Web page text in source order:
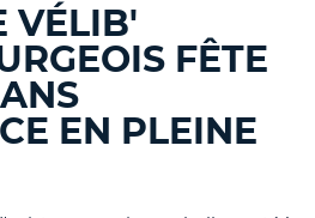
VÉLIB'
FÊTE
EN PLEINE